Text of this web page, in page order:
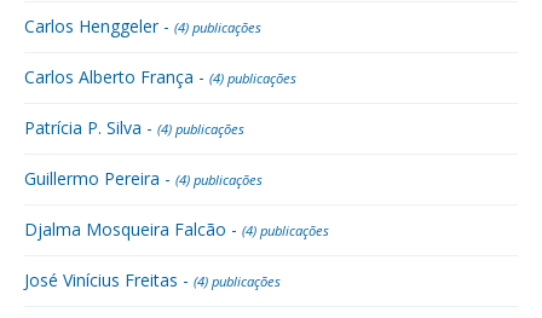
Carlos Henggeler - (4) publicações
Carlos Alberto França - (4) publicações
Patrícia P. Silva - (4) publicações
Guillermo Pereira - (4) publicações
Djalma Mosqueira Falcão - (4) publicações
José Vinícius Freitas - (4) publicações